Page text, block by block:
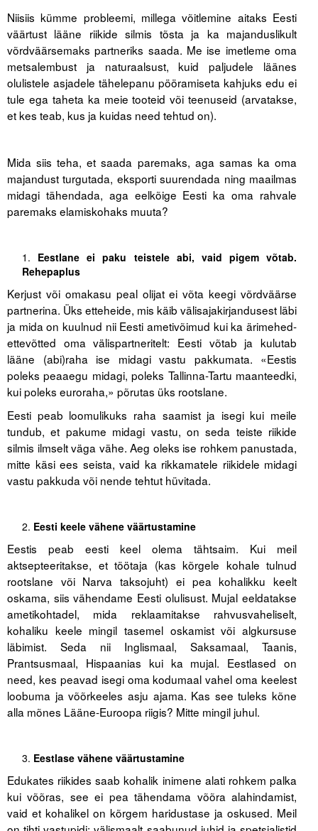
Niisiis kümme probleemi, millega võitlemine aitaks Eesti
väärtust lääne riikide silmis tõsta ja ka majanduslikult
võrdväärsemaks partneriks saada. Me ise imetleme oma
metsalembust ja naturaalsust, kuid paljudele läänes
olulistele asjadele tähelepanu pööramiseta kahjuks edu ei
tule ega taheta ka meie tooteid või teenuseid (arvatakse,
et kes teab, kus ja kuidas need tehtud on).
Mida siis teha, et saada paremaks, aga samas ka oma
majandust turgutada, eksporti suurendada ning maailmas
midagi tähendada, aga eelkõige Eesti ka oma rahvale
paremaks elamiskohaks muuta?
Eestlane ei paku teistele abi, vaid pigem võtab.
Rehepaplus
Kerjust või omakasu peal olijat ei võta keegi võrdväärse
partnerina. Üks etteheide, mis käib välisajakirjandusest läbi
ja mida on kuulnud nii Eesti ametivõimud kui ka ärimehed-
ettevõtted oma välispartneritelt: Eesti võtab ja kulutab
lääne (abi)raha ise midagi vastu pakkumata. «Eestis
poleks peaaegu midagi, poleks Tallinna-Tartu maanteedki,
kui poleks euroraha,» põrutas üks rootslane.
Eesti peab loomulikuks raha saamist ja isegi kui meile
tundub, et pakume midagi vastu, on seda teiste riikide
silmis ilmselt väga vähe. Aeg oleks ise rohkem panustada,
mitte käsi ees seista, vaid ka rikkamatele riikidele midagi
vastu pakkuda või nende tehtut hüvitada.
Eesti keele vähene väärtustamine
Eestis peab eesti keel olema tähtsaim. Kui meil
aktsepteeritakse, et töötaja (kas kõrgele kohale tulnud
rootslane või Narva taksojuht) ei pea kohalikku keelt
oskama, siis vähendame Eesti olulisust. Mujal eeldatakse
ametikohtadel, mida reklaamitakse rahvusvaheliselt,
kohaliku keele mingil tasemel oskamist või algkursuse
läbimist. Seda nii Inglismaal, Saksamaal, Taanis,
Prantsusmaal, Hispaanias kui ka mujal. Eestlased on
need, kes peavad isegi oma kodumaal vahel oma keelest
loobuma ja võõrkeeles asju ajama. Kas see tuleks kõne
alla mõnes Lääne-Euroopa riigis? Mitte mingil juhul.
Eestlase vähene väärtustamine
Edukates riikides saab kohalik inimene alati rohkem palka
kui võõras, see ei pea tähendama võõra alahindamist,
vaid et kohalikel on kõrgem haridustase ja oskused. Meil